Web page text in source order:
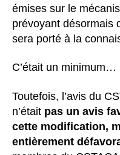
émises sur le
prévoyant désormais
sera porté à la
C’était un minimum…
Toutefois, l’avis du
n’était pas un avis
cette modification,
entièrement